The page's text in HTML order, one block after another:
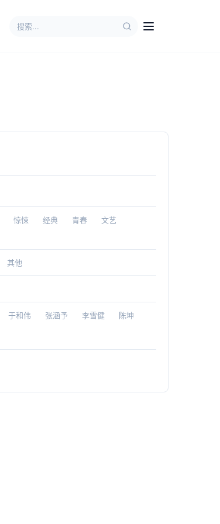
惊悚 经典 青春
文艺
其他
于和伟 张涵予 李雪健
陈坤